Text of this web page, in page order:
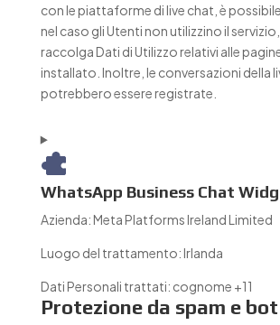
con le piattaforme di live chat, è
nel caso gli Utenti non utilizzino il
raccolga Dati di Utilizzo relativi alle
installato. Inoltre, le conversazioni della
potrebbero essere registrate.
WhatsApp Business Chat
Azienda:Meta Platforms Ireland Limited
Luogo del trattamento:Irlanda
Dati Personali trattati: cognome +11
Protezione da spam e bot